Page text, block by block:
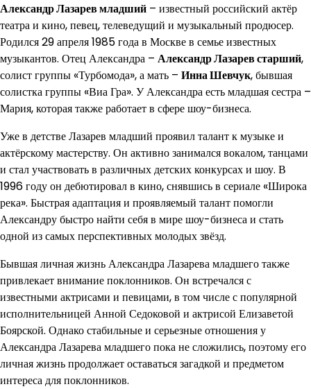
Александр Лазарев младший – известный российский актёр
театра и кино, певец, телеведущий и музыкальный продюсер.
Родился 29 апреля 1985 года в Москве в семье известных
музыкантов. Отец Александра – Александр Лазарев старший,
солист группы «Турбомода», а мать – Инна Шевчук, бывшая
солистка группы «Виа Гра». У Александра есть младшая сестра –
Мария, которая также работает в сфере шоу-бизнеса.
Уже в детстве Лазарев младший проявил талант к музыке и
актёрскому мастерству. Он активно занимался вокалом, танцами
и стал участвовать в различных детских конкурсах и шоу. В
1996 году он дебютировал в кино, снявшись в сериале «Широка
река». Быстрая адаптация и проявляемый талант помогли
Александру быстро найти себя в мире шоу-бизнеса и стать
одной из самых перспективных молодых звёзд.
Бывшая личная жизнь Александра Лазарева младшего также
привлекает внимание поклонников. Он встречался с
известными актрисами и певицами, в том числе с популярной
исполнительницей Анной Седоковой и актрисой Елизаветой
Боярской. Однако стабильные и серьезные отношения у
Александра Лазарева младшего пока не сложились, поэтому его
личная жизнь продолжает оставаться загадкой и предметом
интереса для поклонников.